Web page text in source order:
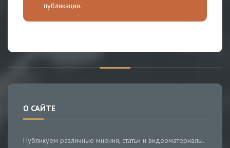
публикации.
О САЙТЕ
Публикуем различные мнения, статьи и видеоматериалы.